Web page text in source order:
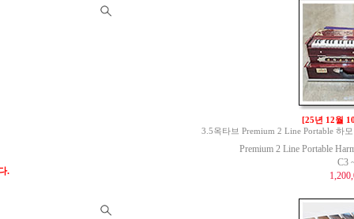
.
[25년 12월
3.5옥타브 Premium 2 Line Portable 하
Premium 2 Line Portable
C3